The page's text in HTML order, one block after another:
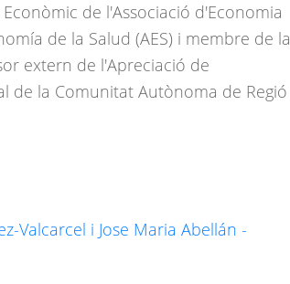
de l'Associació d'Economia
de la Salud (AES) i membre de la
extern de l'Apreciació de
de la Comunitat Autònoma de Regió
Valcarcel i Jose Maria Abellán -